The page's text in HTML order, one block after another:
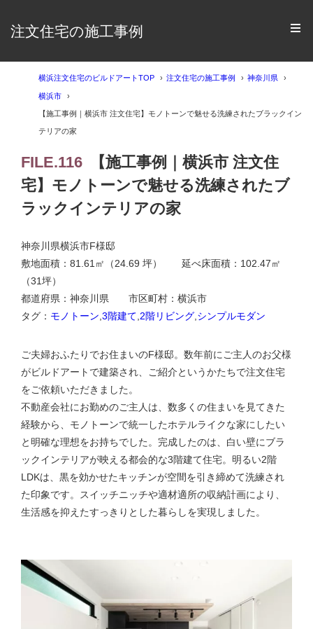
注文住宅の施工事例
横浜注文住宅のビルドアートTOP 注文住宅の施工事例 神奈川県
横浜市
【施工事例｜横浜市 注文住宅】モノトーンで魅せる洗練されたブラックイン
テリアの家
FILE.116
【施工事例｜横浜市 注文住
宅】モノトーンで魅せる洗練されたブ
ラックインテリアの家
神奈川県横浜市F様邸
敷地面積：81.61㎡（24.69 坪） 延べ床面積：102.47㎡
（31坪）
都道府県：神奈川県 市区町村：横浜市
タグ： モノトーン 3階建て 2階リビング シンプルモダン
ご夫婦おふたりでお住まいのF様邸。数年前にご主人のお父様
がビルドアートで建築され、ご紹介というかたちで注文住宅
をご依頼いただきました。
不動産会社にお勤めのご主人は、数多くの住まいを見てきた
経験から、モノトーンで統一したホテルライクな家にしたい
と明確な理想をお持ちでした。完成したのは、白い壁にブラ
ックインテリアが映える都会的な3階建て住宅。明るい2階
LDKは、黒を効かせたキッチンが空間を引き締めて洗練され
た印象です。スイッチニッチや適材適所の収納計画により、
生活感を抑えたすっきりとした暮らしを実現しました。